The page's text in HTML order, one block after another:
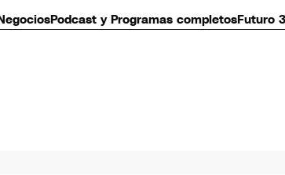
Podcast y Programas completosFuturo